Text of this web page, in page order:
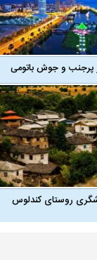
و جوش باتومی
روستای کندلوس